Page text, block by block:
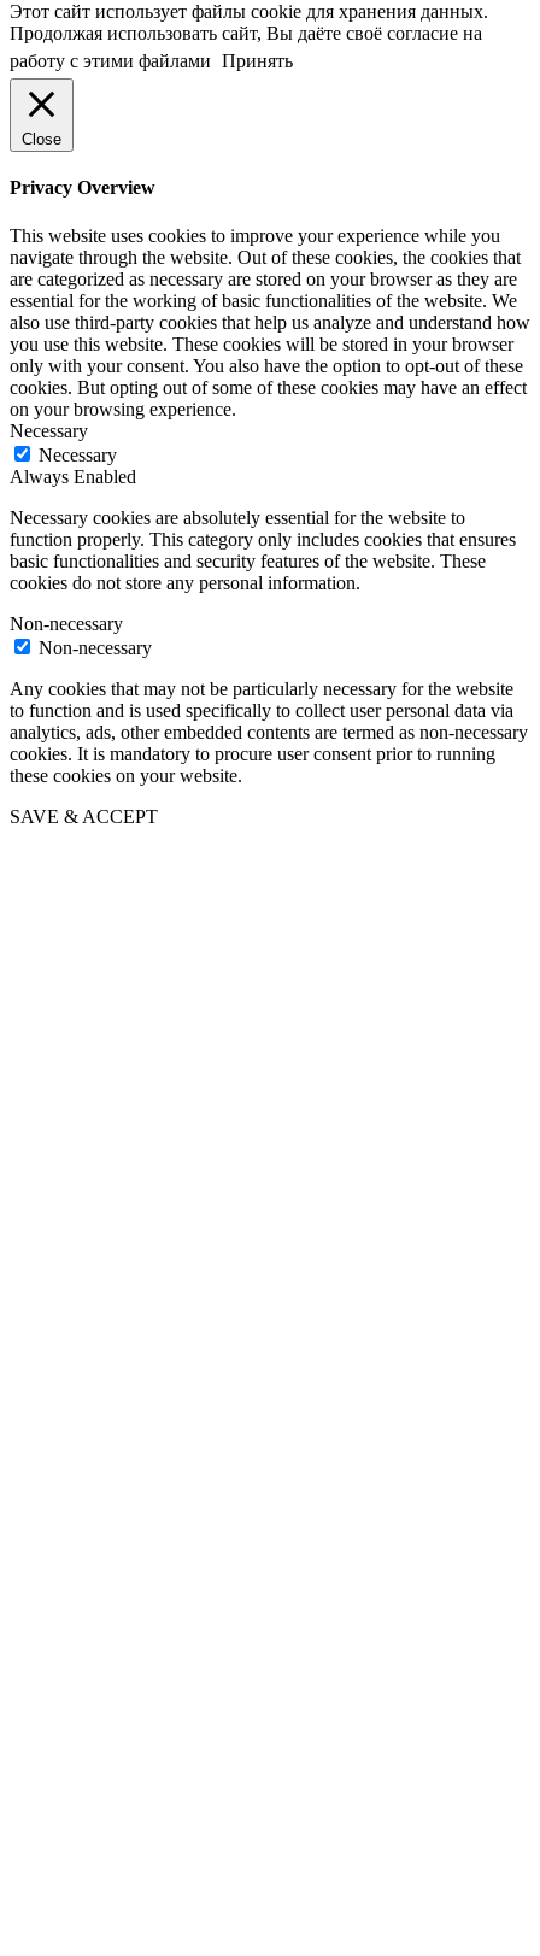
Этот сайт использует файлы cookie для хранения данных.
Продолжая использовать сайт, Вы даёте своё согласие на
работу с этими файлами Принять
Close
Privacy Overview
This website uses cookies to improve your experience while you
navigate through the website. Out of these cookies, the cookies that
are categorized as necessary are stored on your browser as they are
essential for the working of basic functionalities of the website. We
also use third-party cookies that help us analyze and understand how
you use this website. These cookies will be stored in your browser
only with your consent. You also have the option to opt-out of these
cookies. But opting out of some of these cookies may have an effect
on your browsing experience.
Necessary
Necessary
Always Enabled
Necessary cookies are absolutely essential for the website to
function properly. This category only includes cookies that ensures
basic functionalities and security features of the website. These
cookies do not store any personal information.
Non-necessary
Non-necessary
Any cookies that may not be particularly necessary for the website
to function and is used specifically to collect user personal data via
analytics, ads, other embedded contents are termed as non-necessary
cookies. It is mandatory to procure user consent prior to running
these cookies on your website.
SAVE & ACCEPT